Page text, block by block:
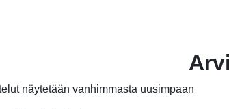
näytetään vanhimmasta uusimpaan